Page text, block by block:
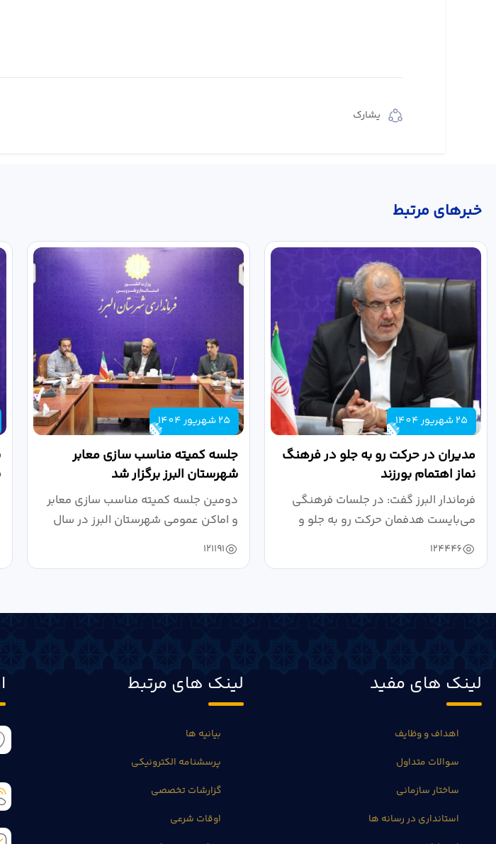
يشارك
خبر‌های مرتبط
25 شهریور 1404
مدیران در حرکت رو به جلو در فرهنگ
نماز اهتمام بورزند
فرماندار البرز گفت: در جلسات فرهنگی
می‌بایست هدفمان حرکت رو به جلو و
دستیابی...
124446
25 شهریور 1404
جلسه کمیته مناسب سازی معابر
شهرستان البرز برگزار شد
دومین جلسه کمیته مناسب سازی معابر
و اماکن عمومی شهرستان البرز در سال
۱۴۰۴ به...
121191
لینک های مفید
اهداف و وظایف
سوالات متداول
ساختار سازمانی
استانداری در رسانه ها
لینک های مرتبط
بیانیه ها
پرسشنامه الکترونیکی
گزارشات تخصصی
اوقات شرعی